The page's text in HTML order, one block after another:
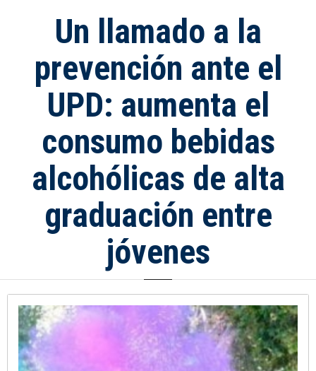
Un llamado a la
prevención ante el
UPD: aumenta el
consumo bebidas
alcohólicas de alta
graduación entre
jóvenes